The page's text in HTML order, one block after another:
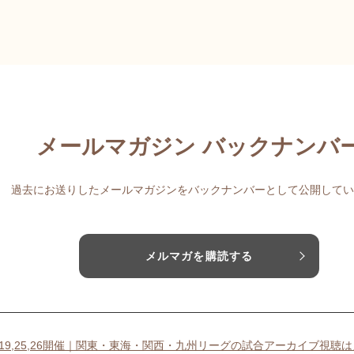
メールマガジン バックナンバ
過去にお送りしたメールマガジンをバックナンバーとして公開してい
メルマガを購読する
開催｜関東・東海・関西・九州リーグの試合アーカイブ視聴は